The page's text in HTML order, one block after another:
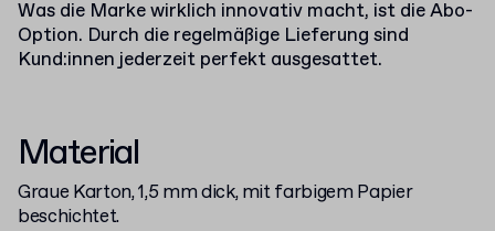
Was die Marke wirklich innovativ macht, ist die Abo-
Option. Durch die regelmäßige Lieferung sind
Kund:innen jederzeit perfekt ausgesattet.
Material
Graue Karton, 1,5 mm dick, mit farbigem Papier
beschichtet.